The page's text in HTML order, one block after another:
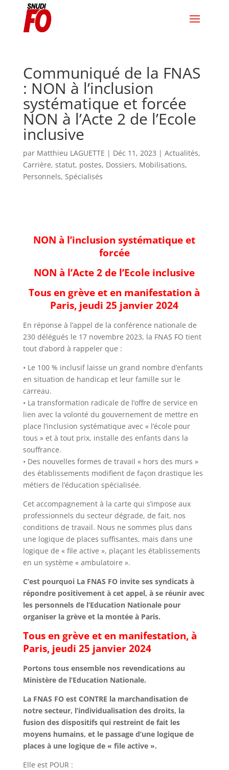
Communiqué de la FNAS
: NON à l’inclusion
systématique et forcée
NON à l’Acte 2 de l’Ecole
inclusive
par Matthieu LAGUETTE | Déc 11, 2023 | Actualités,
Carrière, statut, postes, Dossiers, Mobilisations,
Personnels, Spécialisés
NON à l’inclusion systématique et
forcée
NON à l’Acte 2 de l’Ecole inclusive
Tous en grève et en manifestation à
Paris, jeudi 25 janvier 2024
En réponse à l’appel de la conférence nationale de
230 délégués le 17 novembre 2023, la FNAS FO tient
tout d’abord à rappeler que :
• Le 100 % inclusif laisse un grand nombre d’enfants
en situation de handicap et leur famille sur le
carreau.
• La transformation radicale de l’offre de service en
lien avec la volonté du gouvernement de mettre en
place l’inclusion systématique avec « l’école pour
tous » et à tout prix, installe des enfants dans la
souffrance.
• Des nouvelles formes de travail « hors des murs »
des établissements modifient de façon drastique les
métiers de l’éducation spécialisée.
Cet accompagnement à la carte qui s’impose aux
professionnels du secteur dégrade, de fait, nos
conditions de travail. Nous ne sommes plus dans
une logique de places suffisantes, mais dans une
logique de « file active », plaçant les établissements
en un système « ambulatoire ».
C’est pourquoi La FNAS FO invite ses syndicats à
répondre positivement à cet appel, à se réunir avec
les personnels de l’Education Nationale pour
organiser la grève et la montée à Paris.
Tous en grève et en manifestation, à
Paris, jeudi 25 janvier 2024
Portons tous ensemble nos revendications au
Ministère de l’Education Nationale.
La FNAS FO est CONTRE la marchandisation de
notre secteur, l’individualisation des droits, la
fusion des dispositifs qui restreint de fait les
moyens humains, et le passage d’une logique de
places à une logique de « file active ».
Elle est POUR :